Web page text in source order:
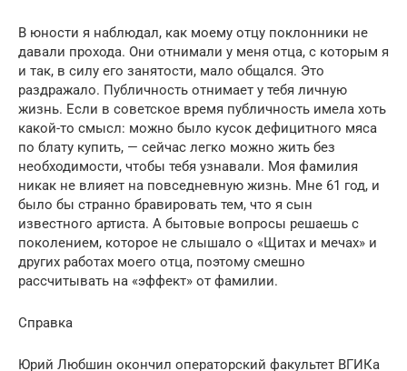
В юности я наблюдал, как моему отцу поклонники не
давали прохода. Они отнимали у меня отца, с которым я
и так, в силу его занятости, мало общался. Это
раздражало. Публичность отнимает у тебя личную
жизнь. Если в советское время публичность имела хоть
какой-то смысл: можно было кусок дефицитного мяса
по блату купить, — сейчас легко можно жить без
необходимости, чтобы тебя узнавали. Моя фамилия
никак не влияет на повседневную жизнь. Мне 61 год, и
было бы странно бравировать тем, что я сын
известного артиста. А бытовые вопросы решаешь с
поколением, которое не слышало о «Щитах и мечах» и
других работах моего отца, поэтому смешно
рассчитывать на «эффект» от фамилии.
Справка
Юрий Любшин окончил операторский факультет ВГИКа